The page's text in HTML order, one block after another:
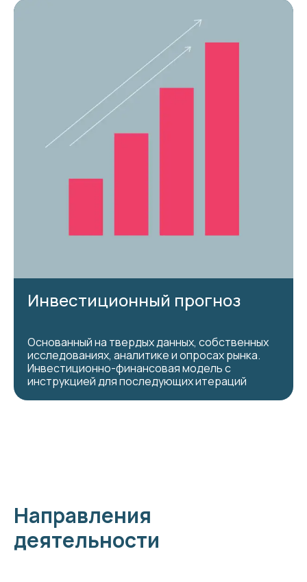
Инвестиционный прогноз
Основанный на твердых данных, собственных
исследованиях, аналитике и опросах рынка.
Инвестиционно-финансовая модель с
инструкцией для последующих итераций
Направления
деятельности